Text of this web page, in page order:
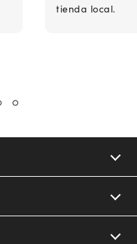
tienda local.